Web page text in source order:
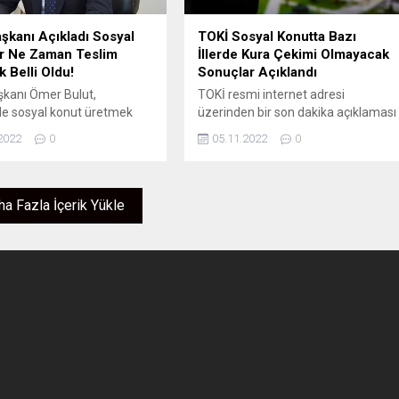
Açıkladı Sosyal
Ne Zaman Teslim
Belli Oldu!
Ömer Bulut,
sosyal konut üretmek
yılında kurulan
yılına kadar 45 bin
sürede 1 milyon 170
başarılı bir süreç değil.
0
TOKİ Sosyal Konutta Bazı
İllerde Kura Çekimi Olmayacak
Sonuçlar Açıklandı
TOKİ resmi internet adresi
üzerinden bir son dakika açıklaması
yapıldı ve sosyal konutta bazı illerde
kura çekimi olmayacağına yer
80 / 250000 SOSYAL KONUT
05.11.2022 0
Fazla İçerik Yükle